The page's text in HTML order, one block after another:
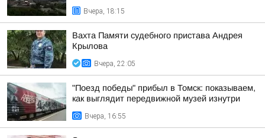
Вчера, 18:15
Вахта Памяти судебного пристава Андрея
Крылова
Вчера, 22:05
"Поезд победы" прибыл в Томск: показываем,
как выглядит передвижной музей изнутри
Вчера, 16:55